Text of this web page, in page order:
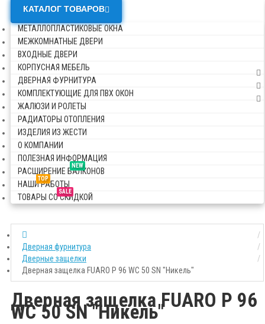
КАТАЛОГ ТОВАРОВ
МЕТАЛЛОПЛАСТИКОВЫЕ ОКНА
МЕЖКОМНАТНЫЕ ДВЕРИ
ВХОДНЫЕ ДВЕРИ
КОРПУСНАЯ МЕБЕЛЬ
ДВЕРНАЯ ФУРНИТУРА
КОМПЛЕКТУЮЩИЕ ДЛЯ ПВХ ОКОН
ЖАЛЮЗИ И РОЛЕТЫ
РАДИАТОРЫ ОТОПЛЕНИЯ
ИЗДЕЛИЯ ИЗ ЖЕСТИ
О КОМПАНИИ
ПОЛЕЗНАЯ ИНФОРМАЦИЯ
NEW
РАСШИРЕНИЕ БАЛКОНОВ
TOP
НАШИ РАБОТЫ
SALE
ТОВАРЫ СО СКИДКОЙ
Дверная фурнитура
Дверные защелки
Дверная защелка FUARO P 96 WC 50 SN "Никель"
Дверная защелка FUARO P 96
WC 50 SN "Никель"